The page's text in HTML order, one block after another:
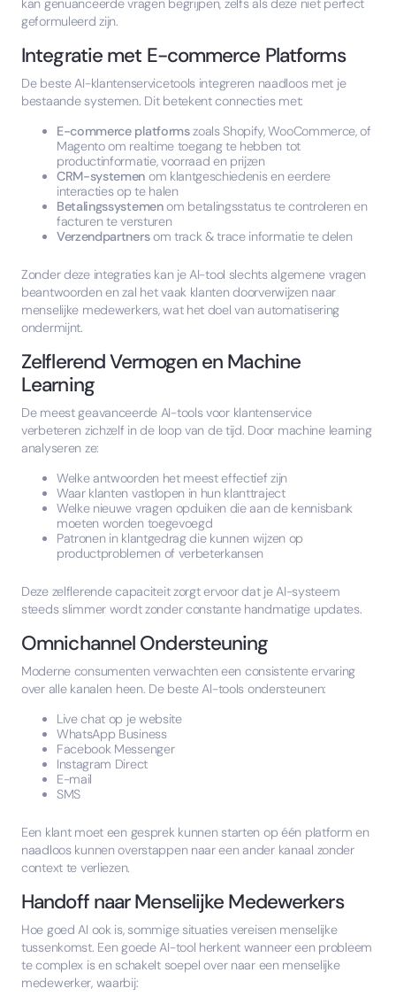
kan genuanceerde vragen begrijpen, zelfs als deze niet perfect
geformuleerd zijn.
Integratie met E-commerce Platforms
De beste AI-klantenservicetools integreren naadloos met je
bestaande systemen. Dit betekent connecties met:
E-commerce platformszoals Shopify, WooCommerce, of
Magento om realtime toegang te hebben tot
productinformatie, voorraad en prijzen
CRM-systemen om klantgeschiedenis en eerdere
interacties op te halen
Betalingssystemenom betalingsstatus te controleren en
facturen te versturen
Verzendpartnersom track & trace informatie te delen
Zonder deze integraties kan je AI-tool slechts algemene vragen
beantwoorden en zal het vaak klanten doorverwijzen naar
menselijke medewerkers, wat het doel van automatisering
ondermijnt.
Zelflerend Vermogen en Machine
Learning
De meest geavanceerde AI-tools voor klantenservice
verbeteren zichzelf in de loop van de tijd. Door machine learning
analyseren ze:
Welke antwoorden het meest effectief zijn
Waar klanten vastlopen in hun klanttraject
Welke nieuwe vragen opduiken die aan de kennisbank
moeten worden toegevoegd
Patronen in klantgedrag die kunnen wijzen op
productproblemen of verbeterkansen
Deze zelflerende capaciteit zorgt ervoor dat je AI-systeem
steeds slimmer wordt zonder constante handmatige updates.
Omnichannel Ondersteuning
Moderne consumenten verwachten een consistente ervaring
over alle kanalen heen. De beste AI-tools ondersteunen:
Live chat op je website
WhatsApp Business
Facebook Messenger
Instagram Direct
E-mail
SMS
Een klant moet een gesprek kunnen starten op één platform en
naadloos kunnen overstappen naar een ander kanaal zonder
context te verliezen.
Handoff naar Menselijke Medewerkers
Hoe goed AI ook is, sommige situaties vereisen menselijke
tussenkomst. Een goede AI-tool herkent wanneer een probleem
te complex is en schakelt soepel over naar een menselijke
medewerker, waarbij: